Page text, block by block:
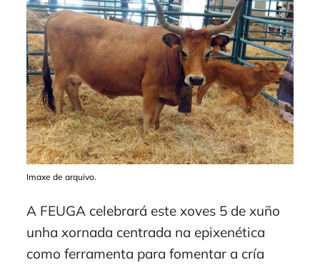
Imaxe de arquivo.
A FEUGA celebrará este xoves 5 de xuño
unha xornada centrada na epixenética
como ferramenta para fomentar a cría